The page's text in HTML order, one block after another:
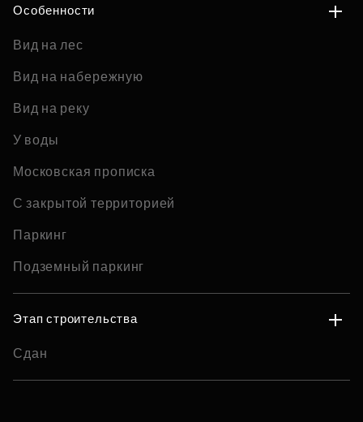
Особенности
Вид на лес
Вид на набережную
Вид на реку
У воды
Московская прописка
С закрытой территорией
Паркинг
Подземный паркинг
Этап строительства
Сдан